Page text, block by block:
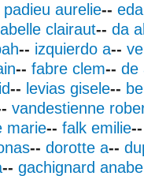
padieu aurelie--
clairaut-- da
-- izquierdo a--
-- fabre clem-- de
-- levias gisele--
vandestienne
marie-- falk emilie--
-- dorotte a--
-- gachignard